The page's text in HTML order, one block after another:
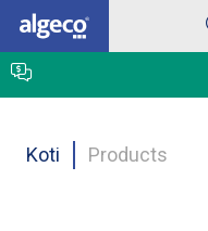
Skip
main
content
Breadcrumb
Koti Products